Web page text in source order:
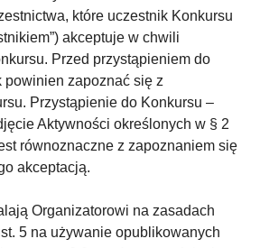
które uczestnik Konkursu
akceptuje w chwili
Przed przystąpieniem do
powinien zapoznać się z
Przystąpienie do Konkursu –
Aktywności określonych w § 2
równoznaczne z zapoznaniem się
akceptacją.
Organizatorowi na zasadach
5 na używanie opublikowanych